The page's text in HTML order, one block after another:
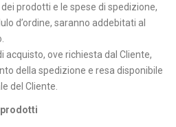
prodotti e le spese di spedizione,
d’ordine, saranno addebitati al
ove richiesta dal Cliente,
della spedizione e resa disponibile
del Cliente.
prodotti